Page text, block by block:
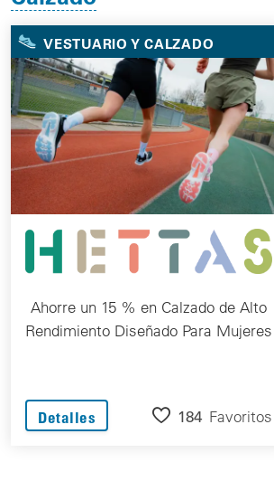
VESTUARIO Y CALZADO
Ahorre un 15 % en Calzado de Alto
Rendimiento Diseñado Para Mujeres
Detalles 184 Favoritos